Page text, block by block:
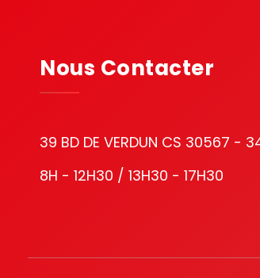
Nous Contacter
39 BD DE VERDUN CS 30567 -
8H - 12H30 / 13H30 - 17H30